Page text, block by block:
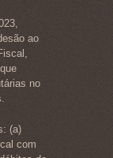
ao
no
(a)
com